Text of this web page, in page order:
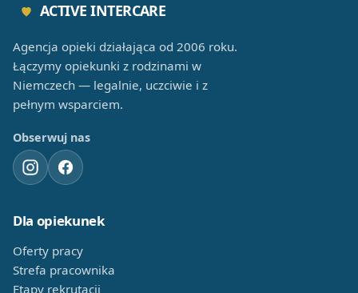
ACTIVE INTERCARE
Agencja opieki działająca od 2006 roku.
Łączymy opiekunki z rodzinami w
Niemczech — legalnie, uczciwie i z
pełnym wsparciem.
Obserwuj nas
Dla opiekunek
Oferty pracy
Strefa pracownika
Etapy rekrutacji